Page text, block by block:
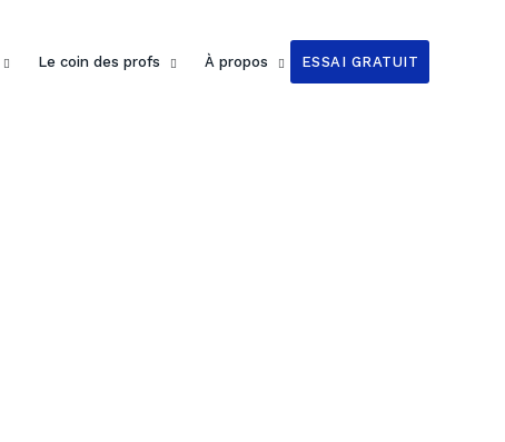
Le coin des profs À propos ESSAI GRATUIT